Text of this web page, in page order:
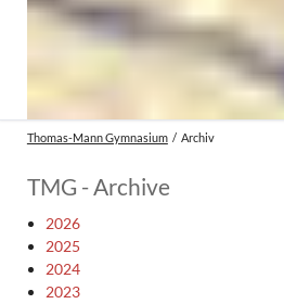
Thomas-Mann Gymnasium Archiv
TMG - Archive
2026
2025
2024
2023